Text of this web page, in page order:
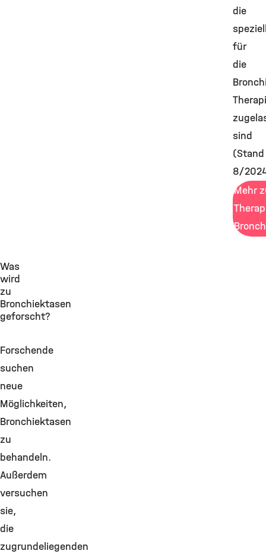
die
für
die
sind
(Stand
8/
Mehr
Was
wird
zu
Bronchiektasen
geforscht?
Forschende
suchen
neue
Möglichkeiten,
Bronchiektasen
zu
behandeln.
Außerdem
versuchen
sie,
die
zugrundeliegenden